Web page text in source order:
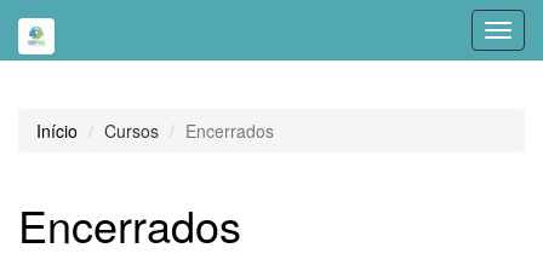
Início Cursos Encerrados
Encerrados